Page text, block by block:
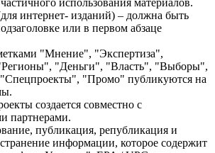
использования материалов.
интернет- изданий) – должна быть
или в первом абзаце
"Мнение", "Экспертиза",
"Деньги", "Власть", "Выборы",
"Промо" публикуются на
создается совместно с
партнерами.
публикация, републикация и
информации, которое содержит